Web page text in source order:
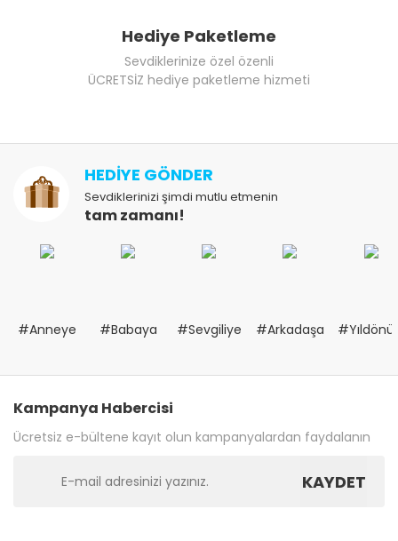
Hediye Paketleme
Sevdiklerinize özel özenli
ÜCRETSİZ hediye paketleme hizmeti
HEDİYE GÖNDER
Sevdiklerinizi şimdi mutlu etmenin
tam zamanı!
#Anneye #Babaya #Sevgiliye #Arkadaşa
Kampanya Habercisi
Ücretsiz e-bültene kayıt olun kampanyalardan faydalanın
KAYDET